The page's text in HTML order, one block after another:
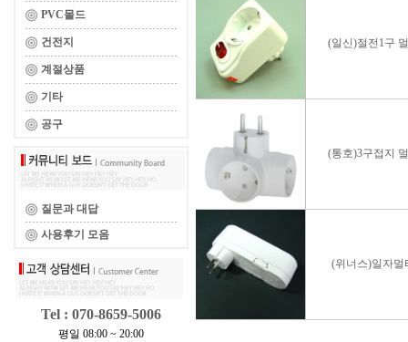
PVC몰드
건전지
계절상품
기타
공구
질문과 대답
사용후기 모음
Tel : 070-8659-5006
평일 08:00 ~ 20:00
(일신)절전1구
(통호)3구접지
(위너스)일자멀